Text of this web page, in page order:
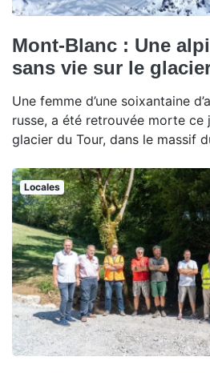
Mont-Blanc : Une
sans vie sur le
Une femme d’une soixantaine
russe, a été retrouvée morte ce
glacier du Tour, dans le massif
Locales